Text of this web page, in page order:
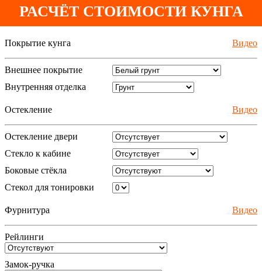
РАСЧЁТ СТОИМОСТИ КУНГА
Покрытие кунга Видео
Внешнее покрытие
Внутренняя отделка
Остекление Видео
Остекление двери
Стекло к кабине
Боковые стёкла
Стекол для тонировки
Фурнитура Видео
Рейлинги
Замок-ручка